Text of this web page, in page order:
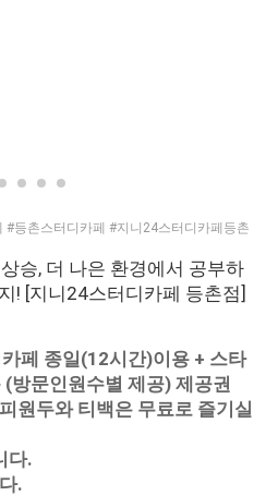
등촌스터디카페 #지니24스터디카페등촌
승, 더 나은 환경에서 공부하
! [지니24스터디카페 등촌점]
페 종일(12시간)이용 + 스타
방문인원수별 제공) 제공권
원두와 티백은 무료로 즐기실
다.
.